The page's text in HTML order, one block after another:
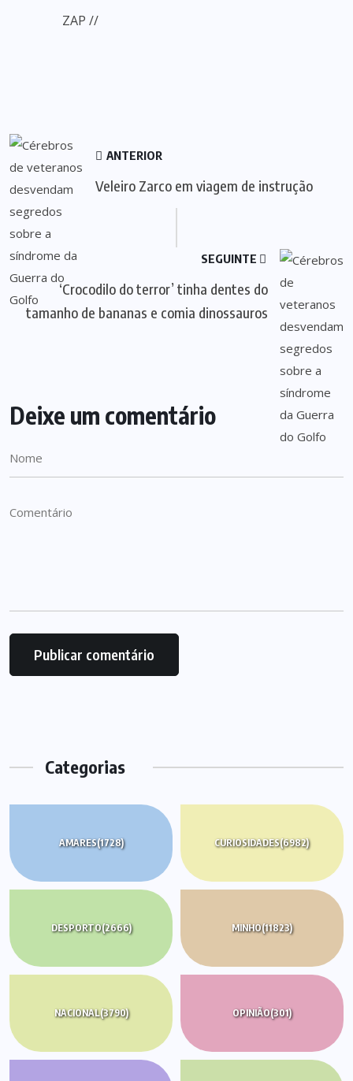
ZAP //
ANTERIOR
Veleiro Zarco em viagem de instrução
SEGUINTE
‘Crocodilo do terror’ tinha dentes do
tamanho de bananas e comia dinossauros
Deixe um comentário
Categorias
AMARES(1728) CURIOSIDADES(6982)
DESPORTO(2666) MINHO(11823)
NACIONAL(3790) OPINIÃO(301)